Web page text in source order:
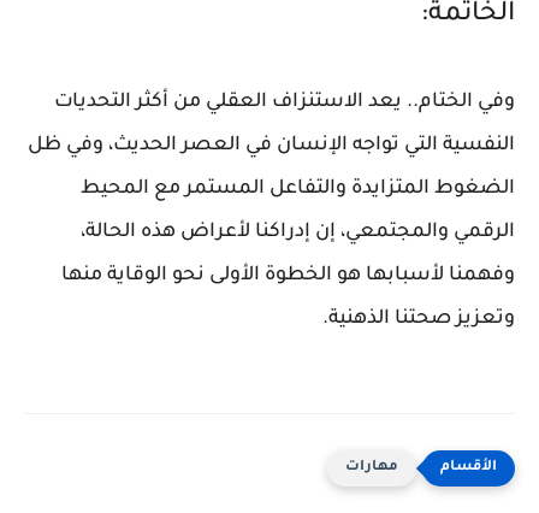
الخاتمة:
وفي الختام.. يعد الاستنزاف العقلي من أكثر التحديات
النفسية التي تواجه الإنسان في العصر الحديث، وفي ظل
الضغوط المتزايدة والتفاعل المستمر مع المحيط
الرقمي والمجتمعي، إن إدراكنا لأعراض هذه الحالة،
وفهمنا لأسبابها هو الخطوة الأولى نحو الوقاية منها
وتعزيز صحتنا الذهنية.
مهارات